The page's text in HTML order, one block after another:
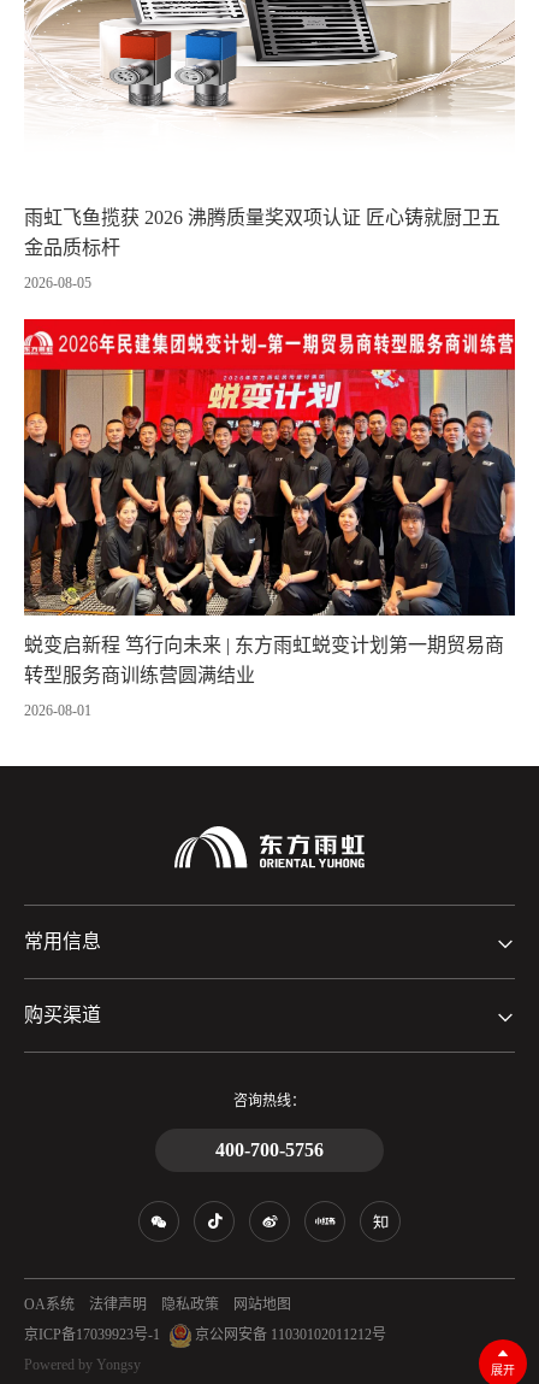
雨虹飞鱼揽获 2026 沸腾质量奖双项认证 匠心铸就厨卫五
金品质标杆
2026-08-05
蜕变启新程 笃行向未来 | 东方雨虹蜕变计划第一期贸易商
转型服务商训练营圆满结业
2026-08-01
常用信息
购买渠道
咨询热线：
400-700-5756
京ICP备17039923号-1
京公网安备 11030102011212号
Powered by Yongsy
OA系统 法律声明 隐私政策 网站地图
展开